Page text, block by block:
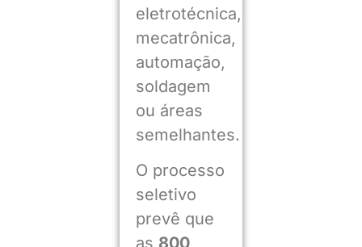
eletrotécnica,
mecatrônica,
automação,
soldagem
ou áreas
semelhantes.
O processo
seletivo
prevê que
as 800